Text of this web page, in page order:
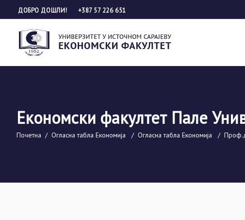
ДОБРО ДОШЛИ! +387 57 226 651
Економски факултет Пале
Почетна / Огласна табла Економија / Огласна табла Економија /